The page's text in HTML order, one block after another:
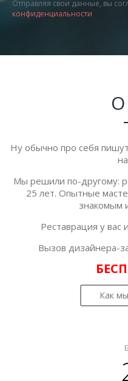
Отправляя свои данные, вы
конфиденциальности
О
Ну обычно про себя
Мы решили по-другому:
25 лет. Опытные
знакомым
Реставрация у вас
Вызов дизайнера-
Как